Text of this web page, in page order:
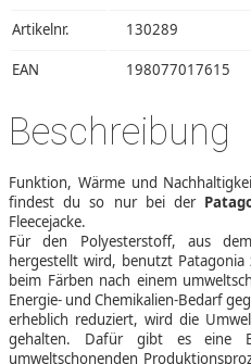
Artikelnr. 130289
EAN 198077017615
Beschreibung
Funktion, Wärme und
findest du so nur bei der
Fleecejacke.
Für den Polyesterstoff, aus
hergestellt wird, benutzt Patagonia
beim Färben nach einem
Energie- und Chemikalien-Bedarf
erheblich reduziert, wird die
gehalten. Dafür gibt es eine
umweltschonenden